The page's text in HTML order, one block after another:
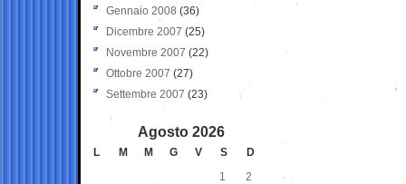
Gennaio 2008 (36)
Dicembre 2007 (25)
Novembre 2007 (22)
Ottobre 2007 (27)
Settembre 2007 (23)
Agosto 2026
L M M G V S
D
1
2